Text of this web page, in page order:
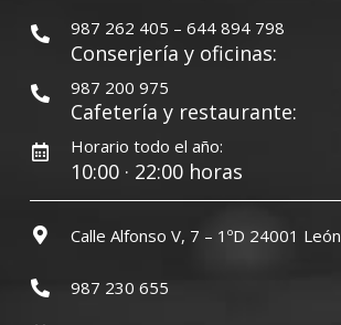
987 262 405 – 644 894 798
Conserjería y oficinas:
987 200 975
Cafetería y restaurante:
Horario todo el año:
10:00 · 22:00 horas
Calle Alfonso V, 7 – 1ºD 24001 León
987 230 655